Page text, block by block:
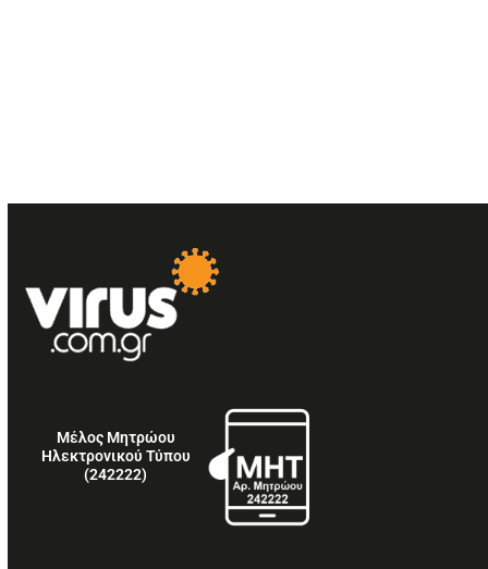
Μέλος Μητρώου
Ηλεκτρονικού Τύπου
(242222)